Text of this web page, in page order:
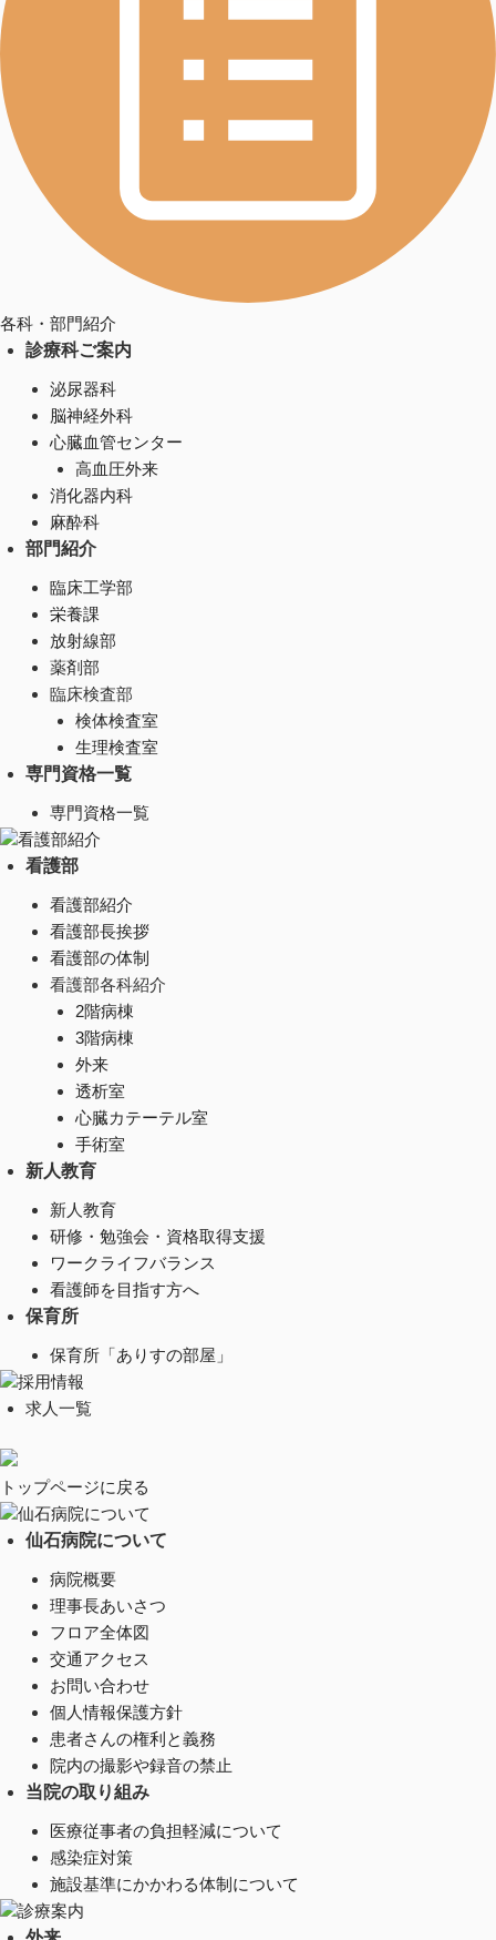
各科・部門紹介
診療科ご案内
泌尿器科
脳神経外科
心臓血管センター
高血圧外来
消化器内科
麻酔科
部門紹介
臨床工学部
栄養課
放射線部
薬剤部
臨床検査部
検体検査室
生理検査室
専門資格一覧
専門資格一覧
看護部紹介
看護部
看護部紹介
看護部長挨拶
看護部の体制
看護部各科紹介
2階病棟
3階病棟
外来
透析室
心臓カテーテル室
手術室
新人教育
新人教育
研修・勉強会・資格取得支援
ワークライフバランス
看護師を目指す方へ
保育所
保育所「ありすの部屋」
採用情報
求人一覧
トップページに戻る
仙石病院について
仙石病院について
病院概要
理事長あいさつ
フロア全体図
交通アクセス
お問い合わせ
個人情報保護方針
患者さんの権利と義務
院内の撮影や録音の禁止
当院の取り組み
医療従事者の負担軽減について
感染症対策
施設基準にかかわる体制について
診療案内